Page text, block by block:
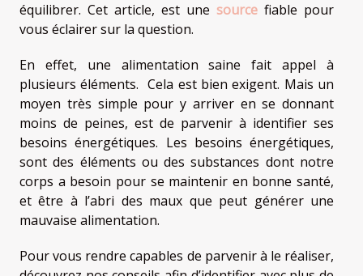
équilibrer. Cet article, est une source fiable pour
vous éclairer sur la question.
En effet, une alimentation saine fait appel à
plusieurs éléments. Cela est bien exigent. Mais un
moyen très simple pour y arriver en se donnant
moins de peines, est de parvenir à identifier ses
besoins énergétiques. Les besoins énergétiques,
sont des éléments ou des substances dont notre
corps a besoin pour se maintenir en bonne santé,
et être à l’abri des maux que peut générer une
mauvaise alimentation.
Pour vous rendre capables de parvenir à le réaliser,